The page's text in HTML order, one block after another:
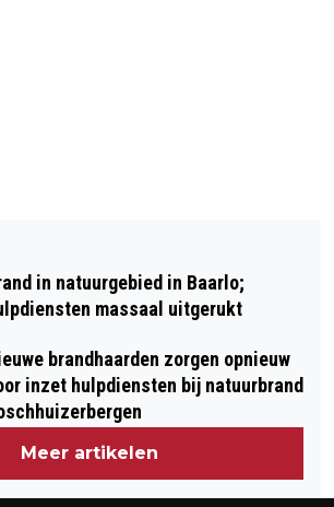
WINNAAR
DE WORTELEPIN
WARME JAS
in natuurgebied in Baarlo;
massaal uitgerukt
brandhaarden zorgen opnieuw
inzet hulpdiensten bij natuurbrand
Meer artikelen